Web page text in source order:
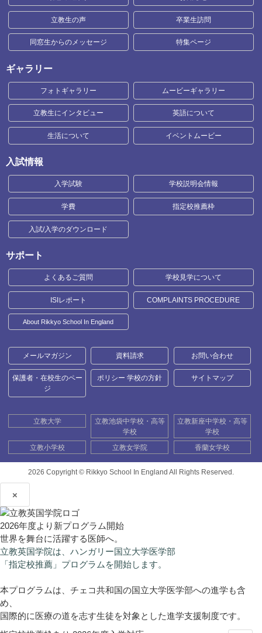
立教生の声 卒業生訪問
同窓生からのメッセージ 特集ページ
ギャラリー
フォトギャラリー ムービーギャラリー
立教生にインタビュー 英語について
生活について イベントムービー
入試情報
入学試験 学校説明会情報
学費 指定校推薦枠
入試/入学のダウンロード
サポート
よくあるご質問 学校見学について
ISIレポート COMPLAINTS PROCEDURE
About Rikkyo School In England
メールマガジン 資料請求 お問い合わせ
保護者・在校生のペー
ジ
ポリシー 学校の方針 サイトマップ
立教大学
立教池袋中学校・高等
学校
立教新座中学校・高等
学校
立教小学校
立教女学院 香蘭女学校
2026 Copyright © Rikkyo School In England All Rights Reserved.
×
2026年度より新プログラム開始
世界を舞台に活躍する医師へ。
立教英国学院は、ハンガリー国立大学医学部
「指定校推薦」プログラムを開始します。
本プログラムは、チェコ共和国の国立大学医学部への進学も含
め、
国際的に医療の道を志す生徒を対象とした進学支援制度です。